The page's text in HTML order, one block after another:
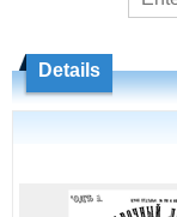
Details